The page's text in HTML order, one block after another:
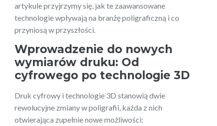
artykule przyjrzymy się, jak te zaawansowane
technologie wpływają na branżę poligraficzną i co
przyniosą w przyszłości.
Wprowadzenie do nowych
wymiarów druku: Od
cyfrowego po technologie 3D
Druk cyfrowy i technologie 3D stanowią dwie
rewolucyjne zmiany w poligrafii, każda z nich
otwierająca zupełnie nowe możliwości: